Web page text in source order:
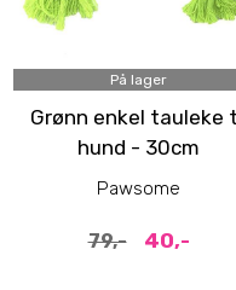
På lager
Grønn enkel tauleke
hund - 30cm
hundeleke
Pawsome
79,- 40,-